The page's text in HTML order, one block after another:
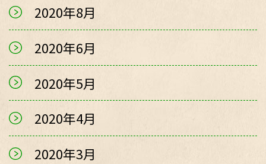
2020年8月
2020年6月
2020年5月
2020年4月
2020年3月